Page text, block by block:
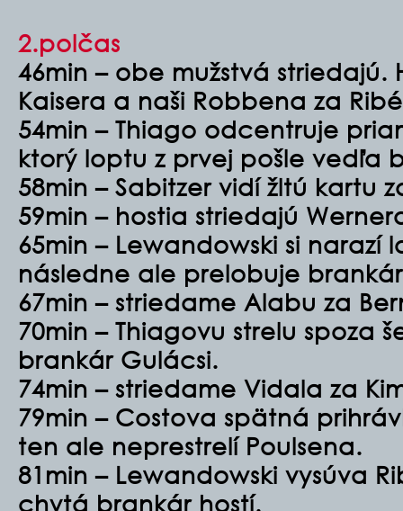
2.polčas
46min – obe mužstvá striedajú.
Kaisera a naši Robbena za
54min – Thiago odcentruje
ktorý loptu z prvej pošle vedľa
58min – Sabitzer vidí žltú kartu
59min – hostia striedajú
65min – Lewandowski si narazí
následne ale prelobuje
67min – striedame Alabu za
70min – Thiagovu strelu spoza
brankár Gulácsi.
74min – striedame Vidala za
79min – Costova spätná
ten ale neprestrelí Poulsena.
81min – Lewandowski vysúva
chytá brankár hostí.